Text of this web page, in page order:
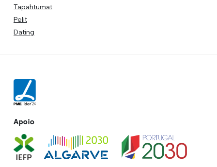
Tapahtumat
Pelit
Dating
Apoio